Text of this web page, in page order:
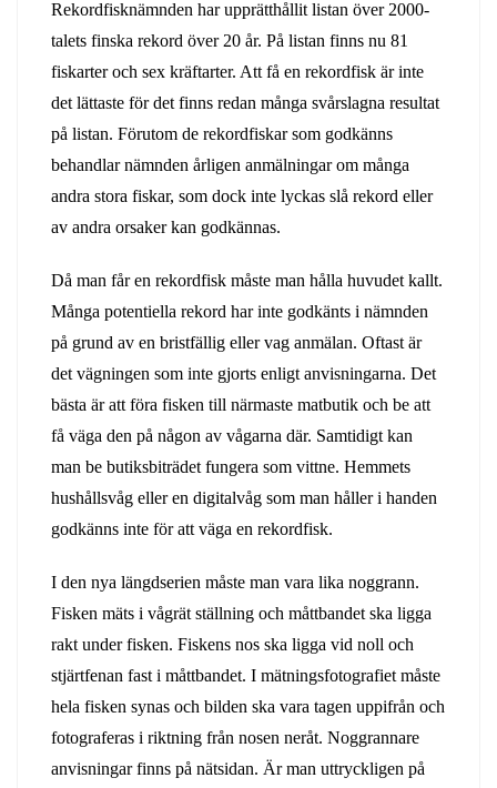
Rekordfisknämnden har upprätthållit listan över 2000-
talets finska rekord över 20 år. På listan finns nu 81
fiskarter och sex kräftarter. Att få en rekordfisk är inte
det lättaste för det finns redan många svårslagna resultat
på listan. Förutom de rekordfiskar som godkänns
behandlar nämnden årligen anmälningar om många
andra stora fiskar, som dock inte lyckas slå rekord eller
av andra orsaker kan godkännas.
Då man får en rekordfisk måste man hålla huvudet kallt.
Många potentiella rekord har inte godkänts i nämnden
på grund av en bristfällig eller vag anmälan. Oftast är
det vägningen som inte gjorts enligt anvisningarna. Det
bästa är att föra fisken till närmaste matbutik och be att
få väga den på någon av vågarna där. Samtidigt kan
man be butiksbiträdet fungera som vittne. Hemmets
hushållsvåg eller en digitalvåg som man håller i handen
godkänns inte för att väga en rekordfisk.
I den nya längdserien måste man vara lika noggrann.
Fisken mäts i vågrät ställning och måttbandet ska ligga
rakt under fisken. Fiskens nos ska ligga vid noll och
stjärtfenan fast i måttbandet. I mätningsfotografiet måste
hela fisken synas och bilden ska vara tagen uppifrån och
fotograferas i riktning från nosen neråt. Noggrannare
anvisningar finns på nätsidan. Är man uttryckligen på